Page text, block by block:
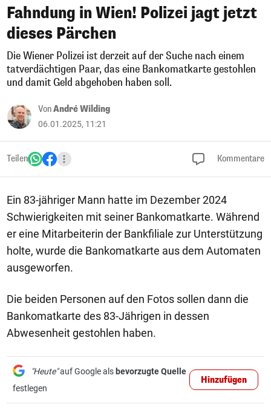
Fahndung in Wien! Polizei jagt jetzt
dieses Pärchen
Die Wiener Polizei ist derzeit auf der Suche nach einem
tatverdächtigen Paar, das eine Bankomatkarte gestohlen
und damit Geld abgehoben haben soll.
VonAndré Wilding
06.01.2025, 11:21
Teilen Kommentare
Ein 83-jähriger Mann hatte im Dezember 2024
Schwierigkeiten mit seiner Bankomatkarte. Während
er eine Mitarbeiterin der Bankfiliale zur Unterstützung
holte, wurde die Bankomatkarte aus dem Automaten
ausgeworfen.
Die beiden Personen auf den Fotos sollen dann die
Bankomatkarte des 83-Jährigen in dessen
Abwesenheit gestohlen haben.
"Heute"auf Google als bevorzugte Quelle
festlegen
Hinzufügen